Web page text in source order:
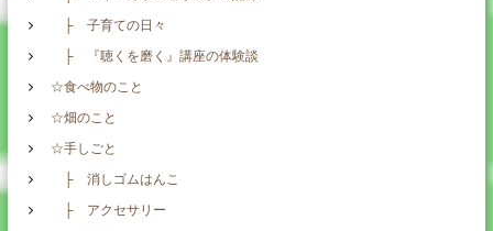
├ 子育ての日々
├ 『聴くを磨く』講座の体験談
☆食べ物のこと
☆畑のこと
☆手しごと
├ 消しゴムはんこ
├ アクセサリー